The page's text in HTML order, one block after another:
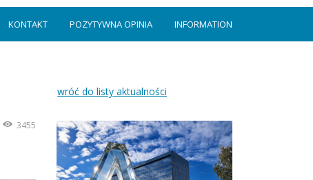
KONTAKT POZYTYWNA OPINIA INFORMATION
3455
wróć do listy aktualności